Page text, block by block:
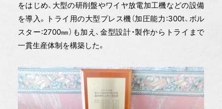
をはじめ、大型の研削盤やワイヤ放電加工機などの設備
を導入。トライ用の大型プレス機（加圧能力:300t、ボル
スター:2700㎜）も加え、金型設計・製作からトライまで
一貫生産体制を構築した。